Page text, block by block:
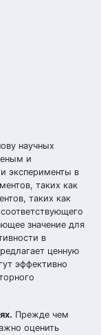
научных
и
эксперименты в
таких как
таких как
значение для
в
ценную
эффективно
Прежде чем
оценить